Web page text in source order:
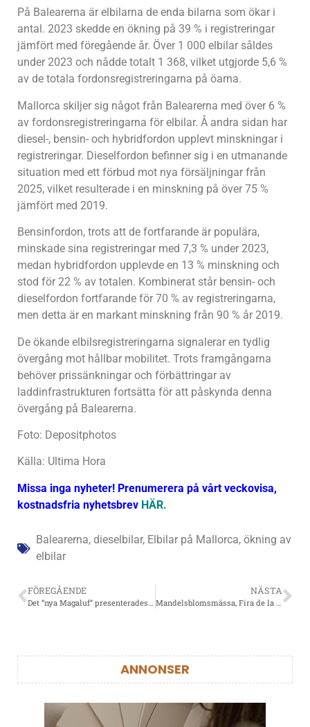
På Balearerna är elbilarna de enda bilarna som ökar i
antal. 2023 skedde en ökning på 39 % i registreringar
jämfört med föregående år. Över 1 000 elbilar såldes
under 2023 och nådde totalt 1 368, vilket utgjorde 5,6 %
av de totala fordonsregistreringarna på öarna.
Mallorca skiljer sig något från Balearerna med över 6 %
av fordonsregistreringarna för elbilar. Å andra sidan har
diesel-, bensin- och hybridfordon upplevt minskningar i
registreringar. Dieselfordon befinner sig i en utmanande
situation med ett förbud mot nya försäljningar från
2025, vilket resulterade i en minskning på över 75 %
jämfört med 2019.
Bensinfordon, trots att de fortfarande är populära,
minskade sina registreringar med 7,3 % under 2023,
medan hybridfordon upplevde en 13 % minskning och
stod för 22 % av totalen. Kombinerat står bensin- och
dieselfordon fortfarande för 70 % av registreringarna,
men detta är en markant minskning från 90 % år 2019.
De ökande elbilsregistreringarna signalerar en tydlig
övergång mot hållbar mobilitet. Trots framgångarna
behöver prissänkningar och förbättringar av
laddinfrastrukturen fortsätta för att påskynda denna
övergång på Balearerna.
Foto: Depositphotos
Källa: Ultima Hora
Missa inga nyheter! Prenumerera på vårt veckovisa,
kostnadsfria nyhetsbrev HÄR.
Balearerna, dieselbilar, Elbilar på Mallorca, ökning av
elbilar
FÖREGÅENDE
Det ”nya Magaluf” presenterades på turistmässan i Madrid
NÄSTA
Mandelsblomsmässa, Fira de la Flor i Son Servera
ANNONSER